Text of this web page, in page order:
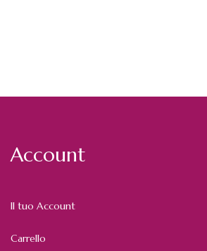
Account
Il tuo Account
Carrello